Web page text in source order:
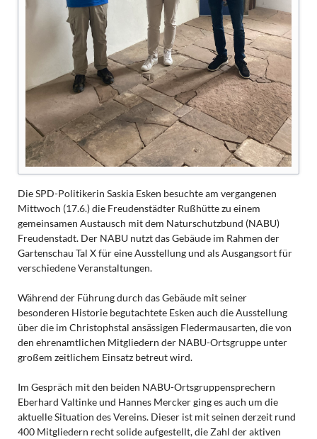
Die SPD-Politikerin Saskia Esken besuchte am vergangenen
Mittwoch (17.6.) die Freudenstädter Rußhütte zu einem
gemeinsamen Austausch mit dem Naturschutzbund (NABU)
Freudenstadt. Der NABU nutzt das Gebäude im Rahmen der
Gartenschau Tal X für eine Ausstellung und als Ausgangsort für
verschiedene Veranstaltungen.
Während der Führung durch das Gebäude mit seiner
besonderen Historie begutachtete Esken auch die Ausstellung
über die im Christophstal ansässigen Fledermausarten, die von
den ehrenamtlichen Mitgliedern der NABU-Ortsgruppe unter
großem zeitlichem Einsatz betreut wird.
Im Gespräch mit den beiden NABU-Ortsgruppensprechern
Eberhard Valtinke und Hannes Mercker ging es auch um die
aktuelle Situation des Vereins. Dieser ist mit seinen derzeit rund
400 Mitgliedern recht solide aufgestellt, die Zahl der aktiven